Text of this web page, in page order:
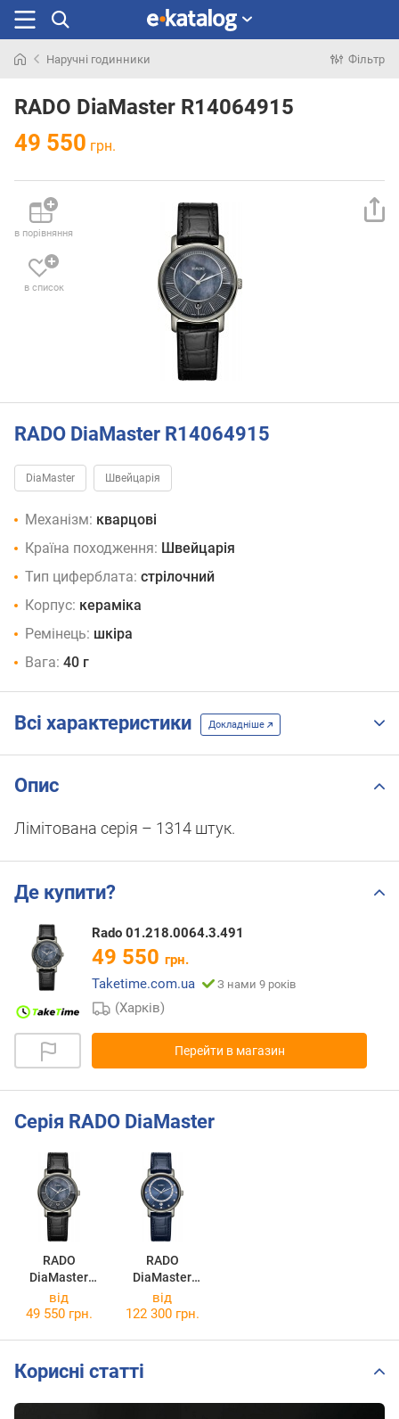
раніше
Наручні годинники Фільтр
RADO DiaMaster R14064915
49 550 грн.
в порівняння
в список
RADO DiaMaster R14064915
DiaMaster Швейцарія
Механізм: кварцові
Країна походження: Швейцарія
Тип циферблата: стрілочний
Корпус: кераміка
Ремінець: шкіра
Вага: 40 г
Всі характеристики Докладніше
Опис
Лімітована серія – 1314 штук.
Де купити?
Rado 01.218.0064.3.491
49 550 грн.
Taketime.com.ua
З нами 9 років
(Харків)
Перейти в магазин
Серія RADO DiaMaster
RADO
DiaMaster
R14064915
RADO
DiaMaster
R14064745
від
49 550 грн.
від
122 300 грн.
Корисні статті